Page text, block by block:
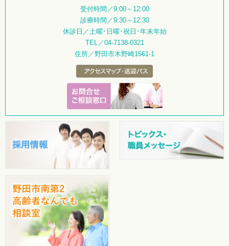
受付時間／9:00～12:00
診療時間／9:30～12:30
休診日／土曜･日曜･祝日･年末年始
TEL／04-7138-0321
住所／野田市木野崎1561-1